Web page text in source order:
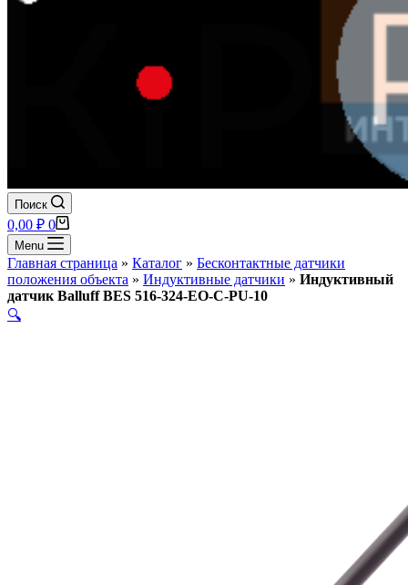
Поиск
Корзина
0,00 ₽ 0
Menu
Главная страница » Каталог » Бесконтактные датчики
положения объекта » Индуктивные датчики » Индуктивный
датчик Balluff BES 516-324-EO-C-PU-10
🔍